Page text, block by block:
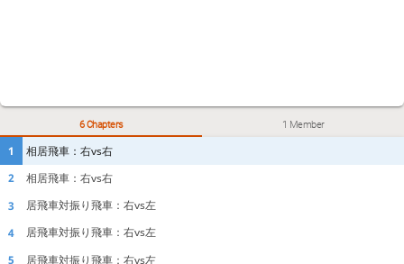
6 Chapters 1 Member
1
相居飛車：右vs右
2
相居飛車：右vs右
3
居飛車対振り飛車：右vs左
4
居飛車対振り飛車：右vs左
5
居飛車対振り飛車：右vs左